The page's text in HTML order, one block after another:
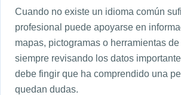
Cuando no existe un idioma común
profesional puede apoyarse en
mapas, pictogramas o herramientas de
siempre revisando los datos
debe fingir que ha comprendido una
quedan dudas.